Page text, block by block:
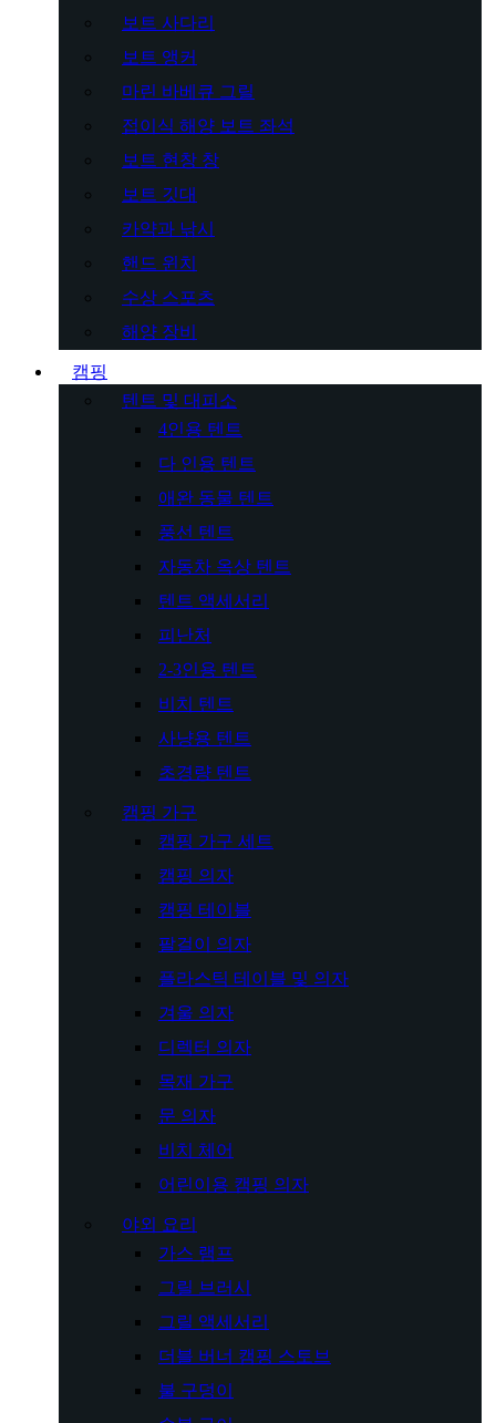
보트 사다리
보트 앵커
마린 바베큐 그릴
접이식 해양 보트 좌석
보트 현창 창
보트 깃대
카약과 낚시
핸드 윈치
수상 스포츠
해양 장비
캠핑
텐트 및 대피소
4인용 텐트
다 인용 텐트
애완 동물 텐트
풍선 텐트
자동차 옥상 텐트
텐트 액세서리
피난처
2-3인용 텐트
비치 텐트
사냥용 텐트
초경량 텐트
캠핑 가구
캠핑 가구 세트
캠핑 의자
캠핑 테이블
팔걸이 의자
플라스틱 테이블 및 의자
겨울 의자
디렉터 의자
목재 가구
문 의자
비치 체어
어린이용 캠핑 의자
야외 요리
가스 램프
그릴 브러시
그릴 액세서리
더블 버너 캠핑 스토브
불 구덩이